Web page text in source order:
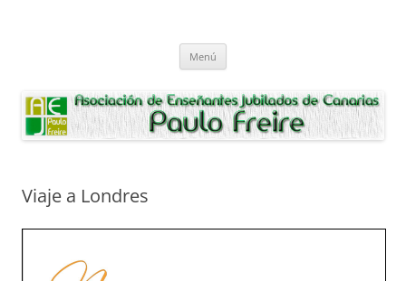
Paulo Freire
Menú
Viaje a Londres